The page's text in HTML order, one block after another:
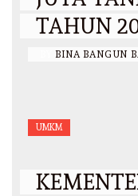
TAHUN
BINA BANGUN
UMKM